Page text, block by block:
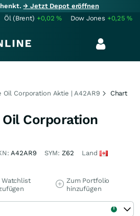
→ Jetzt Depot eröffnen
Öl (Brent) +0,02% Dow Jones +0,25%
Oil Corporation Aktie | A42AR9 Chart
Oil Corporation
A42AR9 SYM: Z62 Land
Watchlist
Zum Portfolio
hinzufügen